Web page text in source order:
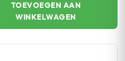
TOEVOEGEN AAN
WINKELWAGEN